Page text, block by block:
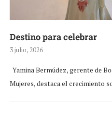
Destino para celebrar
3 julio, 2026
Yamina Bermúdez, gerente de
Mujeres, destaca el crecimiento